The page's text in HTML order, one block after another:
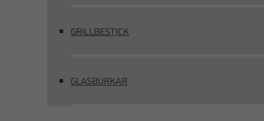
GRILLBESTICK
GLASBURKAR